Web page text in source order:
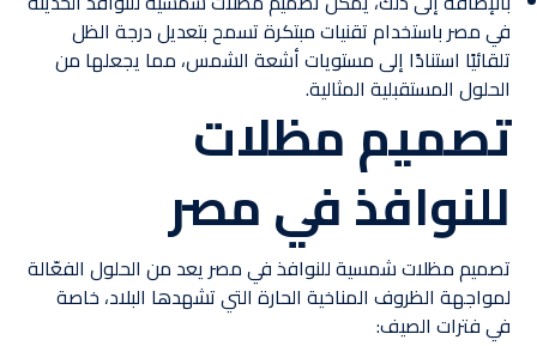
في مصر باستخدام تقنيات مبتكرة تسمح بتعديل درجة الظل
تلقائيًا استنادًا إلى مستويات أشعة الشمس، مما يجعلها من
الحلول المستقبلية المثالية.
تصميم مظلات
للنوافذ في مصر
تصميم مظلات شمسية للنوافذ في مصر يعد من الحلول الفعّالة
لمواجهة الظروف المناخية الحارة التي تشهدها البلاد، خاصة
في فترات الصيف: